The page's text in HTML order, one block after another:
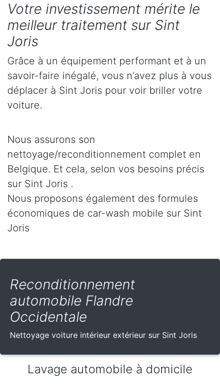
Votre investissement mérite le
meilleur traitement sur Sint
Joris
Grâce à un équipement performant et à un
savoir-faire inégalé, vous n’avez plus à vous
déplacer à Sint Joris pour voir briller votre
voiture.
Nous assurons son
nettoyage/reconditionnement complet en
Belgique. Et cela, selon vos besoins précis
sur Sint Joris .
Nous proposons également des formules
économiques de car-wash mobile sur Sint
Joris
Reconditionnement
automobile Flandre
Occidentale
Nettoyage voiture intérieur extérieur sur Sint Joris
Lavage automobile à domicile